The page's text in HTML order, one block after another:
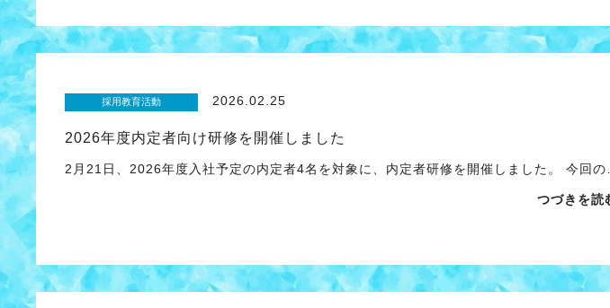
採用教育活動 2026.02.25
2026年度内定者向け研修を開催しました
2月21日、2026年度入社予定の内定者4名を対象に、内定者研修を開催しました。 今回の
つづきを読